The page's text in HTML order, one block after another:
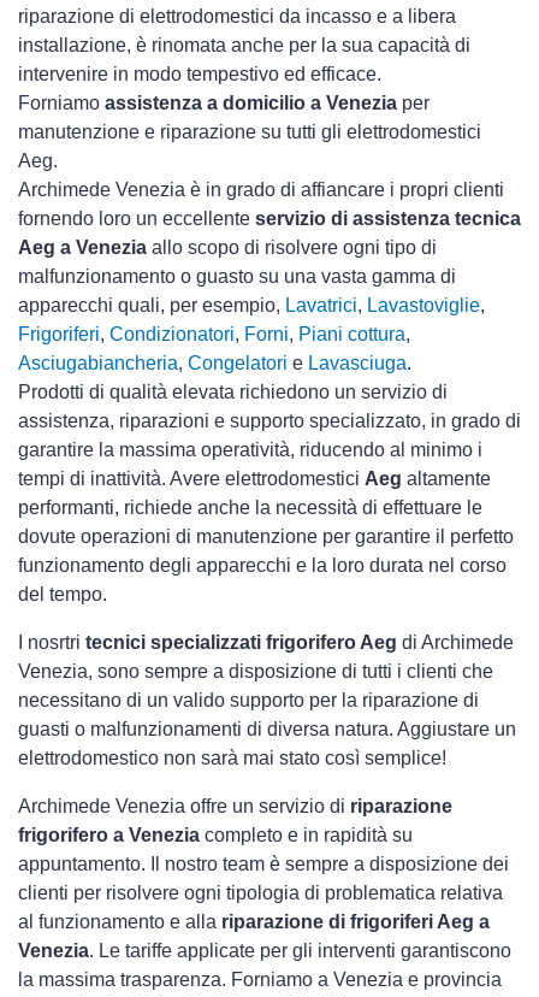
riparazione di elettrodomestici da incasso e a libera
installazione, è rinomata anche per la sua capacità di
intervenire in modo tempestivo ed efficace.
Forniamo assistenza a domicilio a Venezia per
manutenzione e riparazione su tutti gli elettrodomestici
Aeg.
Archimede Venezia è in grado di affiancare i propri clienti
fornendo loro un eccellente servizio di assistenza tecnica
Aeg a Venezia allo scopo di risolvere ogni tipo di
malfunzionamento o guasto su una vasta gamma di
apparecchi quali, per esempio, Lavatrici, Lavastoviglie,
Frigoriferi, Condizionatori, Forni, Piani cottura,
Asciugabiancheria, Congelatori e Lavasciuga.
Prodotti di qualità elevata richiedono un servizio di
assistenza, riparazioni e supporto specializzato, in grado di
garantire la massima operatività, riducendo al minimo i
tempi di inattività. Avere elettrodomestici Aeg altamente
performanti, richiede anche la necessità di effettuare le
dovute operazioni di manutenzione per garantire il perfetto
funzionamento degli apparecchi e la loro durata nel corso
del tempo.
I nosrtri tecnici specializzati frigorifero Aeg di Archimede
Venezia, sono sempre a disposizione di tutti i clienti che
necessitano di un valido supporto per la riparazione di
guasti o malfunzionamenti di diversa natura. Aggiustare un
elettrodomestico non sarà mai stato così semplice!
Archimede Venezia offre un servizio di riparazione
frigorifero a Venezia completo e in rapidità su
appuntamento. Il nostro team è sempre a disposizione dei
clienti per risolvere ogni tipologia di problematica relativa
al funzionamento e alla riparazione di frigoriferi Aeg a
Venezia. Le tariffe applicate per gli interventi garantiscono
la massima trasparenza. Forniamo a Venezia e provincia